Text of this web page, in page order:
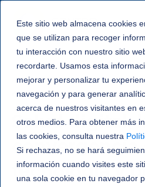
Este sitio web almacena cookies
que se utilizan para recoger
tu interacción con nuestro sitio
recordarte. Usamos esta
mejorar y personalizar tu
navegación y para generar
acerca de nuestros visitantes en
otros medios. Para obtener más
las cookies, consulta nuestra
Si rechazas, no se hará
información cuando visites este
una sola cookie en tu navegador
Comunicaciones unificadas
Salud digital,
tecnología y